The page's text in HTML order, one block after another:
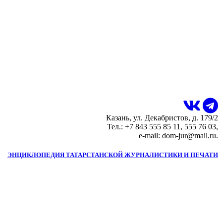
Казань, ул. Декабристов, д. 179/2
Тел.: +7 843 555 85 11, 555 76 03,
e-mail: dom-jur@mail.ru.
ЭНЦИКЛОПЕДИЯ ТАТАРСТАНСКОЙ ЖУРНАЛИСТИКИ И ПЕЧАТИ